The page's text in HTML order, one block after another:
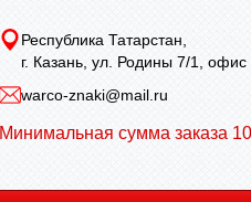
Республика Татарстан,
г. Казань, ул. Родины 7/1, офис
warco-znaki@mail.ru
Минимальная сумма заказа